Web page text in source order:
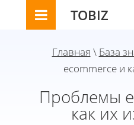
TOBIZ
Главная \ База
ecommerce и
Проблемы
как их